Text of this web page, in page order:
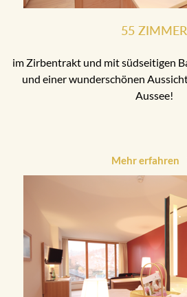
55 ZIMMER
im Zirbentrakt und mit südseitigen
und einer wunderschönen
Aussee!
Mehr erfahren